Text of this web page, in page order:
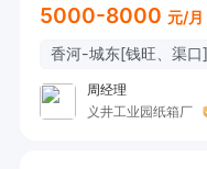
5000-8000 元/月
香河-城东[钱旺、渠口]
周经理
义井工业园纸箱厂